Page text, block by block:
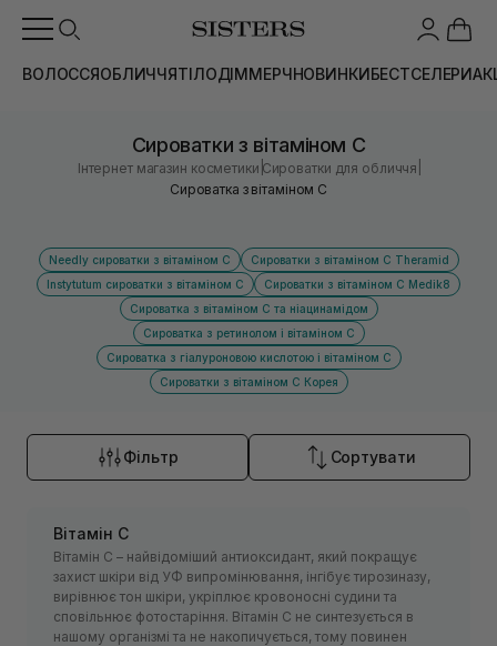
ВОЛОССЯОБЛИЧЧЯТІЛОДІММЕРЧНОВИНКИБЕСТСЕЛЕРИ
Сироватки з вітаміном С
Інтернет магазин косметики |Сироватки для обличчя
Сироватка з вітаміном С
Needly сироватки з вітаміном С
Сироватки з вітаміном С Theramid
Instytutum сироватки з вітаміном С
Сироватки з вітаміном С Medik8
Сироватка з вітаміном С та ніацинамідом
Сироватка з ретинолом і вітаміном С
Сироватка з гіалуроновою кислотою і вітаміном С
Сироватки з вітаміном С Корея
Фільтр Сортувати
Вітамін С
Вітамін С – найвідоміший антиоксидант, який покращує
захист шкіри від УФ випромінювання, інгібує тирозиназу,
вирівнює тон шкіри, укріплює кровоносні судини та
сповільнює фотостаріння. Вітамін С не синтезується в
нашому організмі та не накопичується, тому повинен